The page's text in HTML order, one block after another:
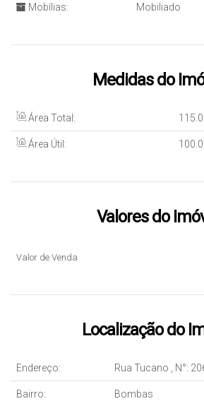
Mobílias: Mobiliado
Medidas do
Área Total: 115
Área Útil: 100
Valores do
Valor de Venda
Localização do
Endereço: Rua Tucano , N°:
Bairro: Bombas